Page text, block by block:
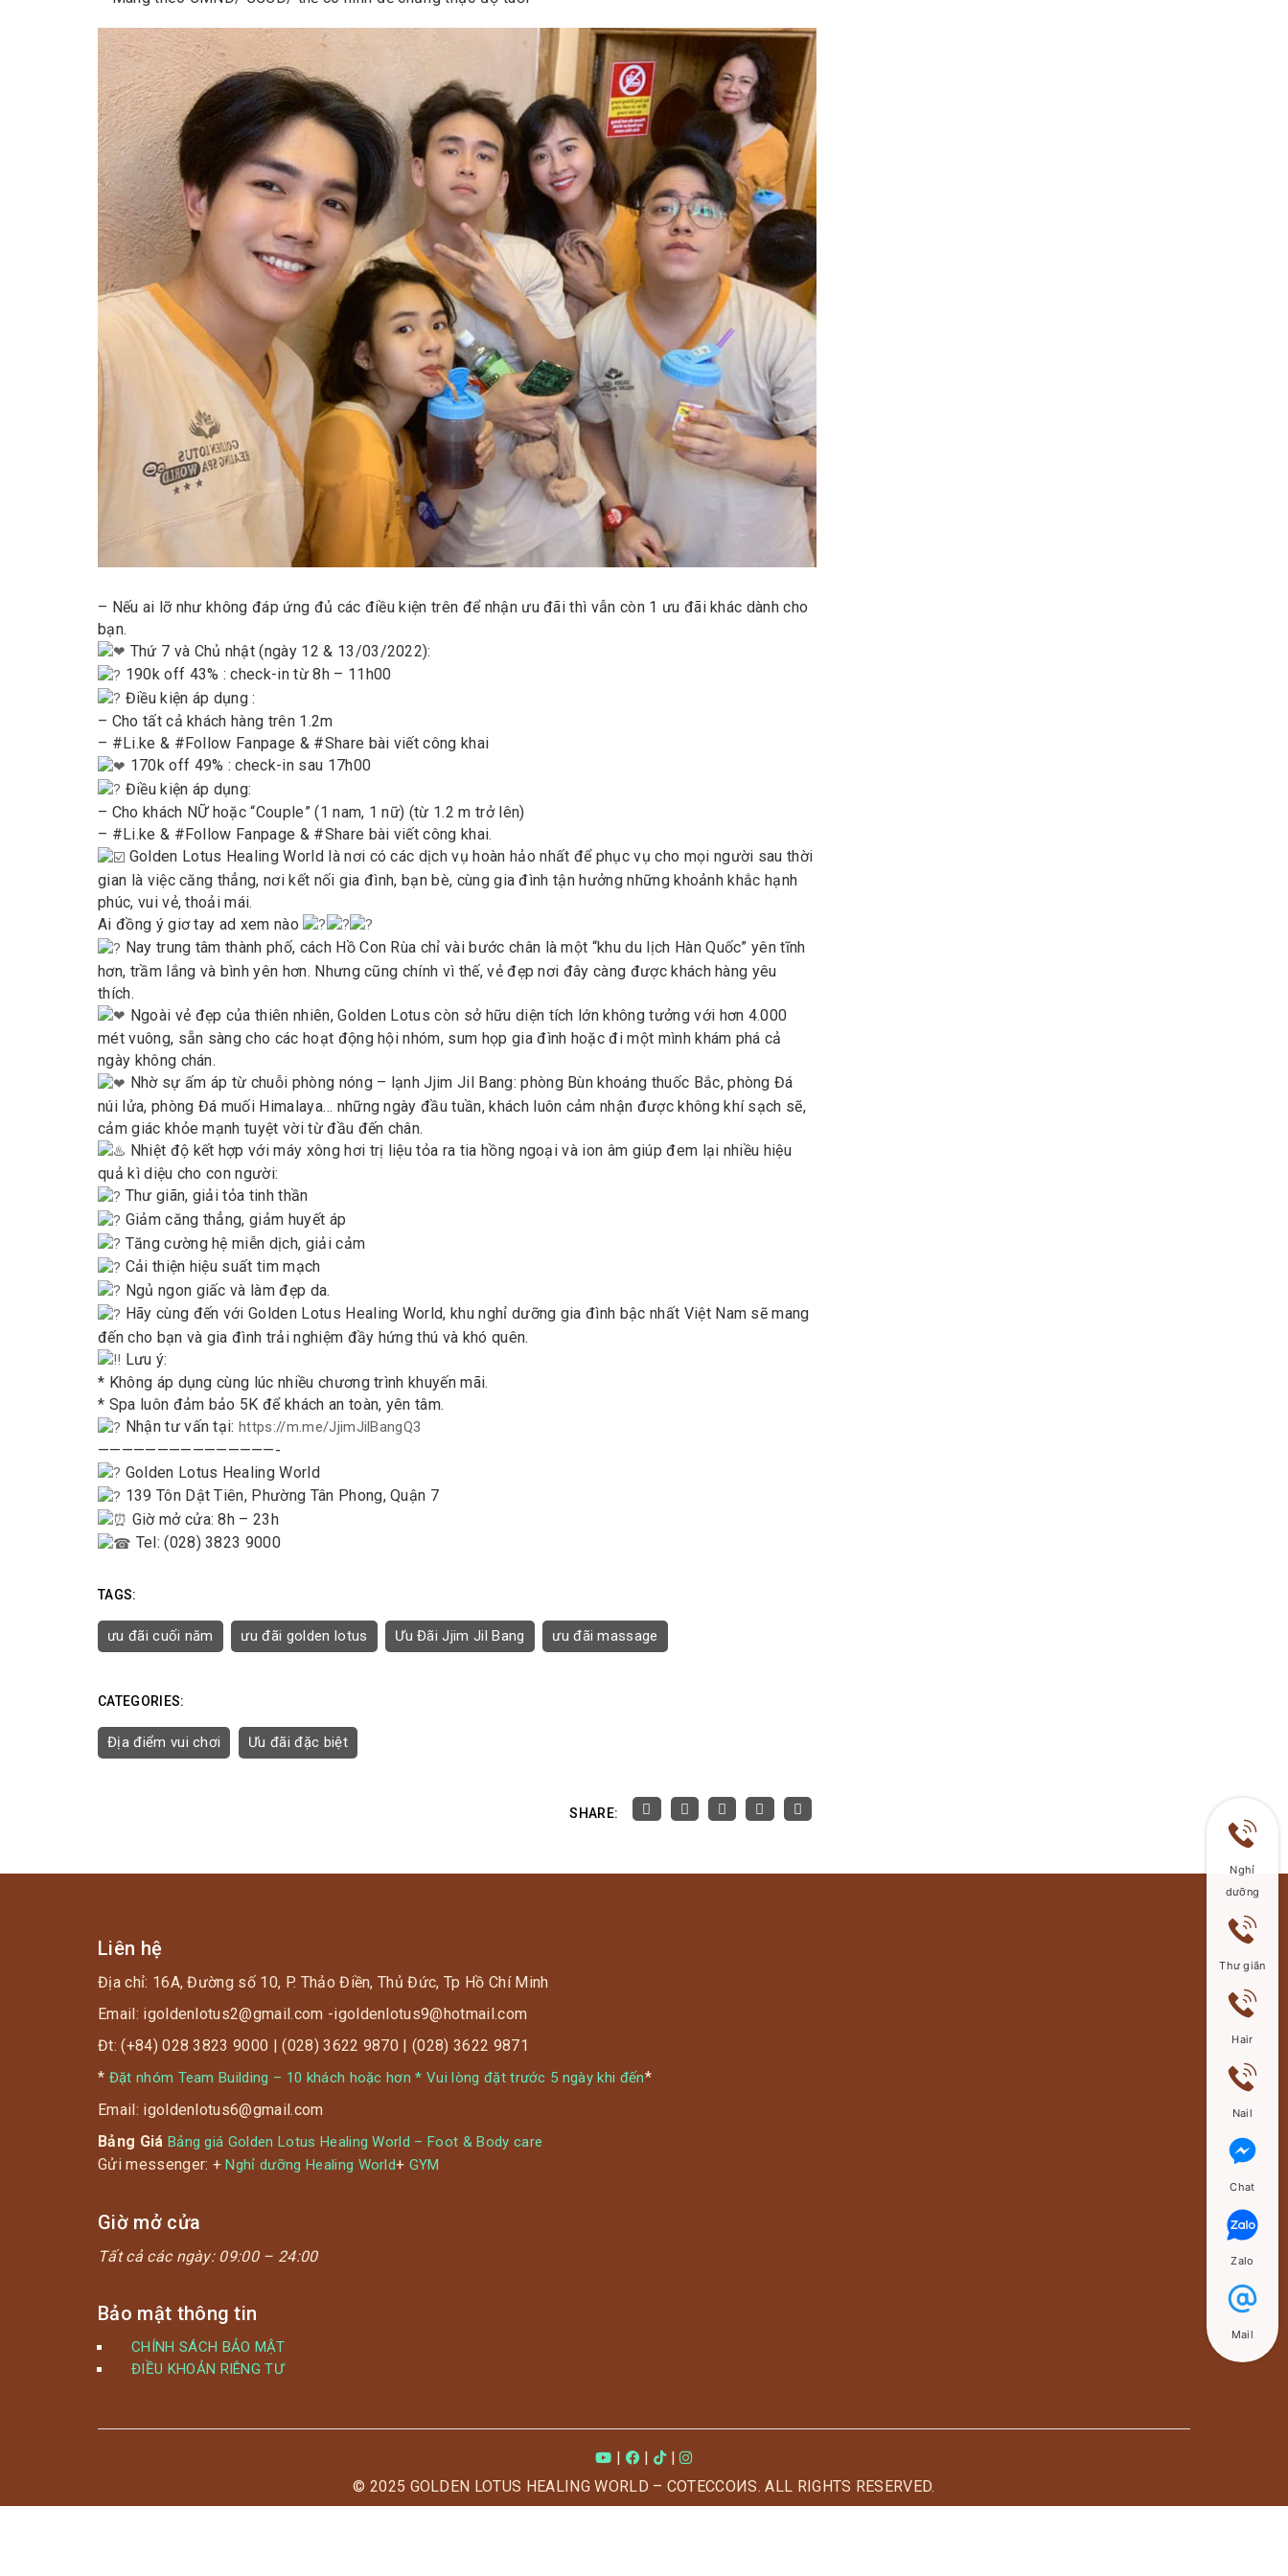
– Nếu ai lỡ như không đáp ứng đủ các điều kiện trên để nhận ưu đãi thì vẫn còn 1 ưu đãi khác dành cho
bạn.
Thứ 7 và Chủ nhật (ngày 12 & 13/03/2022):
190k off 43% : check-in từ 8h – 11h00
Điều kiện áp dụng :
– Cho tất cả khách hàng trên 1.2m
– #Li.ke & #Follow Fanpage & #Share bài viết công khai
170k off 49% : check-in sau 17h00
Điều kiện áp dụng:
– Cho khách NỮ hoặc “Couple” (1 nam, 1 nữ) (từ 1.2 m trở lên)
– #Li.ke & #Follow Fanpage & #Share bài viết công khai.
Golden Lotus Healing World là nơi có các dịch vụ hoàn hảo nhất để phục vụ cho mọi người sau thời
gian là việc căng thẳng, nơi kết nối gia đình, bạn bè, cùng gia đình tận hưởng những khoảnh khắc hạnh
phúc, vui vẻ, thoải mái.
Ai đồng ý giơ tay ad xem nào
Nay trung tâm thành phố, cách Hồ Con Rùa chỉ vài bước chân là một “khu du lịch Hàn Quốc” yên tĩnh
hơn, trầm lắng và bình yên hơn. Nhưng cũng chính vì thế, vẻ đẹp nơi đây càng được khách hàng yêu
thích.
Ngoài vẻ đẹp của thiên nhiên, Golden Lotus còn sở hữu diện tích lớn không tưởng với hơn 4.000
mét vuông, sẵn sàng cho các hoạt động hội nhóm, sum họp gia đình hoặc đi một mình khám phá cả
ngày không chán.
Nhờ sự ấm áp từ chuỗi phòng nóng – lạnh Jjim Jil Bang: phòng Bùn khoáng thuốc Bắc, phòng Đá
núi lửa, phòng Đá muối Himalaya… những ngày đầu tuần, khách luôn cảm nhận được không khí sạch sẽ,
cảm giác khỏe mạnh tuyệt vời từ đầu đến chân.
Nhiệt độ kết hợp với máy xông hơi trị liệu tỏa ra tia hồng ngoại và ion âm giúp đem lại nhiều hiệu
quả kì diệu cho con người:
Thư giãn, giải tỏa tinh thần
Giảm căng thẳng, giảm huyết áp
Tăng cường hệ miễn dịch, giải cảm
Cải thiện hiệu suất tim mạch
Ngủ ngon giấc và làm đẹp da.
Hãy cùng đến với Golden Lotus Healing World, khu nghỉ dưỡng gia đình bậc nhất Việt Nam sẽ mang
đến cho bạn và gia đình trải nghiệm đầy hứng thú và khó quên.
Lưu ý:
* Không áp dụng cùng lúc nhiều chương trình khuyến mãi.
* Spa luôn đảm bảo 5K để khách an toàn, yên tâm.
Nhận tư vấn tại:https://m.me/JjimJilBangQ3
———————————————-
Golden Lotus Healing World
139 Tôn Dật Tiên, Phường Tân Phong, Quận 7
Giờ mở cửa: 8h – 23h
Tel: (028) 3823 9000
TAGS:
ưu đãi cuối năm ưu đãi golden lotus Ưu Đãi Jjim Jil Bang ưu đãi massage
CATEGORIES:
Địa điểm vui chơi Ưu đãi đặc biệt
SHARE:
Liên hệ
Địa chỉ: 16A, Đường số 10, P. Thảo Điền, Thủ Đức, Tp Hồ Chí Minh
Email: igoldenlotus2@gmail.com -igoldenlotus9@hotmail.com
Đt: (+84) 028 3823 9000 | (028) 3622 9870 | (028) 3622 9871
* Đặt nhóm Team Building – 10 khách hoặc hơn * Vui lòng đặt trước 5 ngày khi đến*
Email: igoldenlotus6@gmail.com
Bảng Giá Bảng giá Golden Lotus Healing World – Foot & Body care
Gửi messenger: +Nghỉ dưỡng Healing World+ GYM
Giờ mở cửa
Tất cả các ngày: 09:00 – 24:00
Bảo mật thông tin
CHÍNH SÁCH BẢO MẬT
ĐIỀU KHOẢN RIÊNG TƯ
| |
|
© 2025 GOLDEN LOTUS HEALING WORLD – COTECCOИS. ALL RIGHTS RESERVED.
Nghỉ
dưỡng
Thư giãn
Hair
Nail
Chat
Zalo
Mail